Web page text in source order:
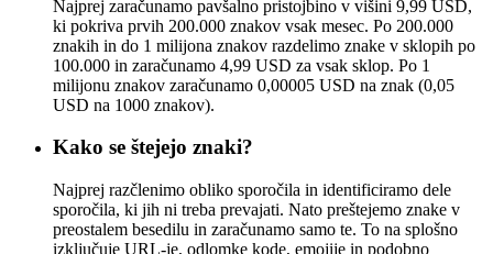
Najprej zaračunamo pavšalno pristojbino v višini 9,99 USD,
ki pokriva prvih 200.000 znakov vsak mesec. Po 200.000
znakih in do 1 milijona znakov razdelimo znake v sklopih po
100.000 in zaračunamo 4,99 USD za vsak sklop. Po 1
milijonu znakov zaračunamo 0,00005 USD na znak (0,05
USD na 1000 znakov).
Kako se štejejo znaki?
Najprej razčlenimo obliko sporočila in identificiramo dele
sporočila, ki jih ni treba prevajati. Nato preštejemo znake v
preostalem besedilu in zaračunamo samo te. To na splošno
izključuje URL-je, odlomke kode, emojije in podobno